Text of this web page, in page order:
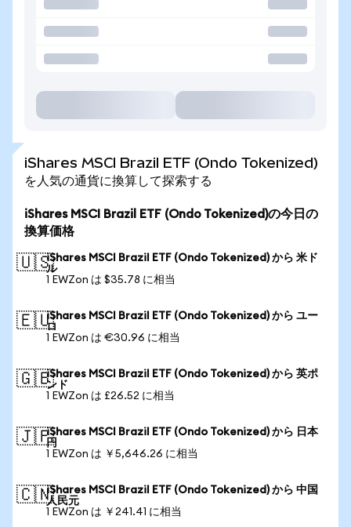
iShares MSCI Brazil ETF (Ondo Tokenized)
を人気の通貨に換算して探索する
iShares MSCI Brazil ETF (Ondo Tokenized)の今日の
換算価格
🇺🇸iShares MSCI Brazil ETF (Ondo Tokenized) から 米ド
ル
1 EWZon は $35.78 に相当
🇪🇺iShares MSCI Brazil ETF (Ondo Tokenized) から ユー
ロ
1 EWZon は €30.96 に相当
🇬🇧iShares MSCI Brazil ETF (Ondo Tokenized) から 英ポ
ンド
1 EWZon は £26.52 に相当
🇯🇵iShares MSCI Brazil ETF (Ondo Tokenized) から 日本
円
1 EWZon は ￥5,646.26 に相当
🇨🇳iShares MSCI Brazil ETF (Ondo Tokenized) から 中国
人民元
1 EWZon は ￥241.41 に相当